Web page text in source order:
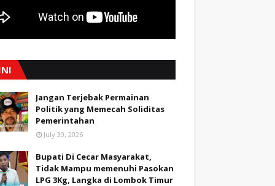
Jangan Terjebak Permainan
Politik yang Memecah Soliditas
Pemerintahan
July 30, 2026
Bupati Di Cecar Masyarakat,
Tidak Mampu memenuhi Pasokan
LPG 3Kg, Langka di Lombok Timur